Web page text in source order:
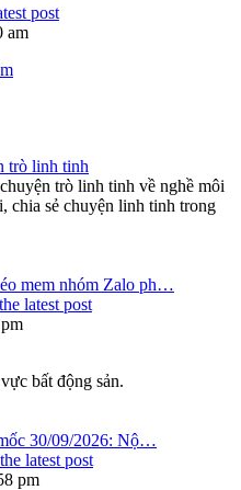
post
am
trò linh tinh
trò linh tinh về nghề môi
chia sẻ chuyện linh tinh trong
mem nhóm Zalo ph…
latest post
bất động sản.
30/09/2026: Nộ…
latest post
pm